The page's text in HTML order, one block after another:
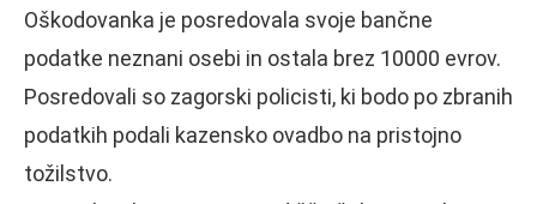
Oškodovanka je posredovala svoje bančne
podatke neznani osebi in ostala brez 10000 evrov.
Posredovali so zagorski policisti, ki bodo po zbranih
podatkih podali kazensko ovadbo na pristojno
tožilstvo.